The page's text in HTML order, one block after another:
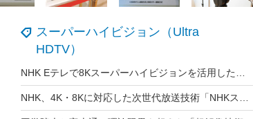
スーパーハイビジョン（Ultra
HDTV）